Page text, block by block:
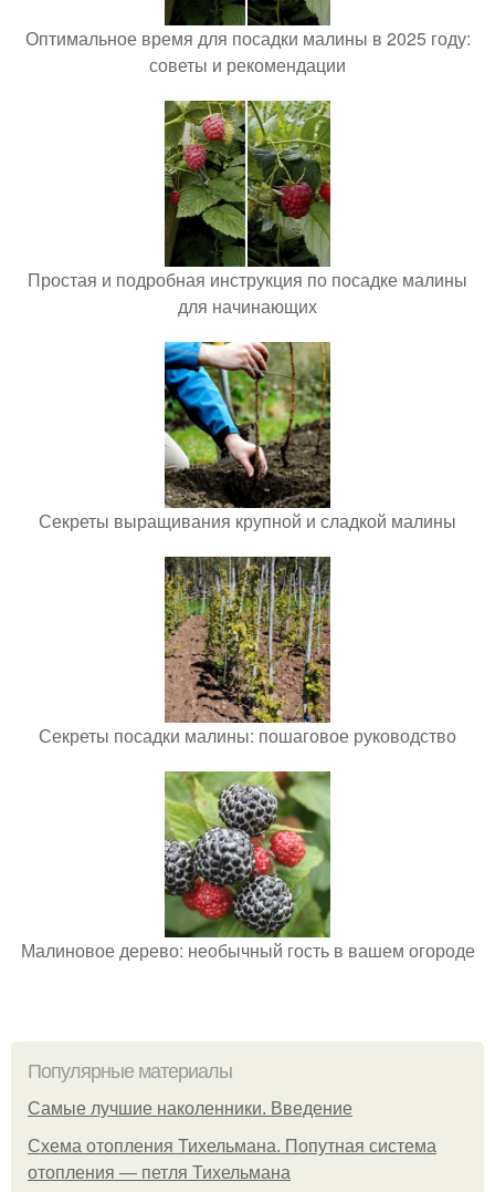
Оптимальное время для посадки малины в 2025 году:
советы и рекомендации
Простая и подробная инструкция по посадке малины
для начинающих
Секреты выращивания крупной и сладкой малины
Секреты посадки малины: пошаговое руководство
Малиновое дерево: необычный гость в вашем огороде
Популярные материалы
Самые лучшие наколенники. Введение
Схема отопления Тихельмана. Попутная система
отопления — петля Тихельмана